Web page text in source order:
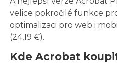
velice pokročilé funkce
optimalizaci pro web i
(24,19 €).
Kde Acrobat